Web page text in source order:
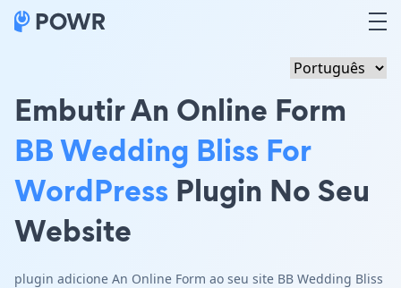
Embutir An Online Form
BB Wedding Bliss For
WordPress Plugin No Seu
Website
plugin adicione An Online Form ao seu site BB Wedding Bliss